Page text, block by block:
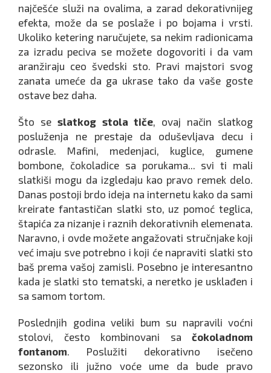
najčešće služi na ovalima, a zarad dekorativnijeg
efekta, može da se poslaže i po bojama i vrsti.
Ukoliko ketering naručujete, sa nekim radionicama
za izradu peciva se možete dogovoriti i da vam
aranžiraju ceo švedski sto. Pravi majstori svog
zanata umeće da ga ukrase tako da vaše goste
ostave bez daha.
Što se slatkog stola tiče , ovaj način slatkog
posluženja ne prestaje da oduševljava decu i
odrasle. Mafini, medenjaci, kuglice, gumene
bombone, čokoladice sa porukama... svi ti mali
slatkiši mogu da izgledaju kao pravo remek delo.
Danas postoji brdo ideja na internetu kako da sami
kreirate fantastičan slatki sto, uz pomoć teglica,
štapića za nizanje i raznih dekorativnih elemenata.
Naravno, i ovde možete angažovati stručnjake koji
već imaju sve potrebno i koji će napraviti slatki sto
baš prema vašoj zamisli. Posebno je interesantno
kada je slatki sto tematski, a neretko je usklađen i
sa samom tortom.
Poslednjih godina veliki bum su napravili voćni
stolovi, često kombinovani sa čokoladnom
fontanom . Poslužiti dekorativno isečeno
sezonsko ili južno voće ume da bude pravo